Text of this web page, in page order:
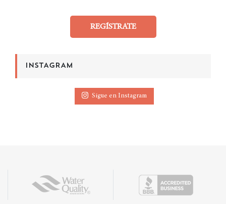
REGÍSTRATE
INSTAGRAM
Sigue en Instagram